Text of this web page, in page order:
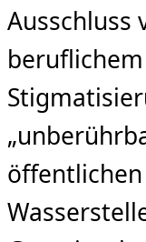
Ausschluss